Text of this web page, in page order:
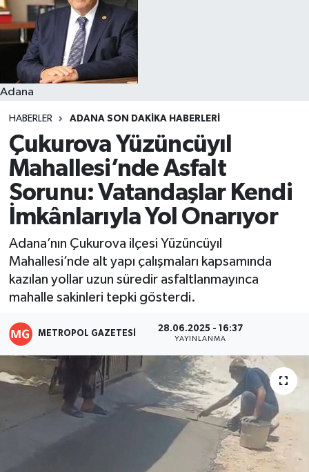
Adana
HABERLER ADANA SON DAKIKA HABERLERI
Çukurova Yüzüncüyıl
Mahallesi’nde Asfalt
Sorunu: Vatandaşlar Kendi
İmkânlarıyla Yol Onarıyor
Adana’nın Çukurova ilçesi Yüzüncüyıl
Mahallesi’nde alt yapı çalışmaları kapsamında
kazılan yollar uzun süredir asfaltlanmayınca
mahalle sakinleri tepki gösterdi.
METROPOL GAZETESI 28.06.2025 - 16:37
YAYINLANMA
Resmi İlanlar